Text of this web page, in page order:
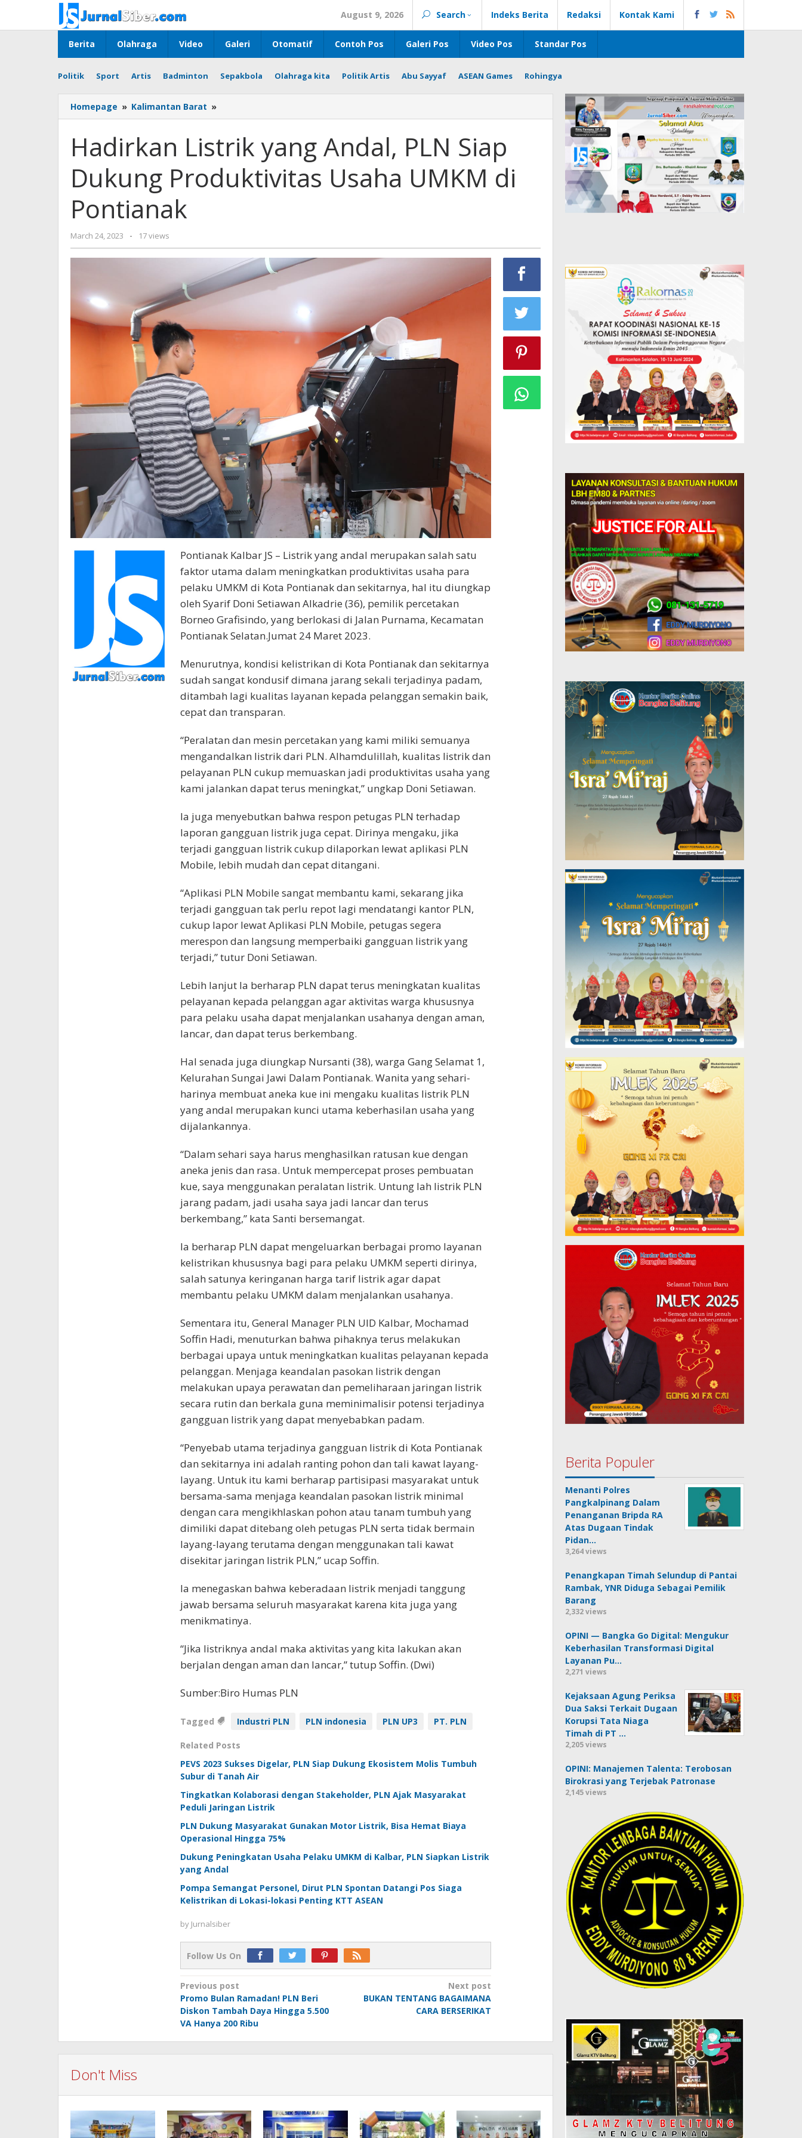
content
August 9, 2026 Search Indeks Berita Redaksi Kontak Kami
Berita Olahraga Video Galeri Otomatif Contoh Pos Galeri Pos Video Pos Standar Pos
Politik Sport Artis Badminton Sepakbola Olahraga kita Politik Artis Abu Sayyaf ASEAN Games Rohingya
Homepage » Kalimantan Barat »
Listrik
Andal,
PLN
Siap
Dukung
Hadirkan Listrik yang Andal, PLN Siap
Dukung Produktivitas Usaha UMKM di
Pontianak
March 24, 2023
by
Jurnalsiber
- 17 views
Pontianak Kalbar JS – Listrik yang andal merupakan salah satu
faktor utama dalam meningkatkan produktivitas usaha para
pelaku UMKM di Kota Pontianak dan sekitarnya, hal itu diungkap
oleh Syarif Doni Setiawan Alkadrie (36), pemilik percetakan
Borneo Grafisindo, yang berlokasi di Jalan Purnama, Kecamatan
Pontianak Selatan.Jumat 24 Maret 2023.
Menurutnya, kondisi kelistrikan di Kota Pontianak dan sekitarnya
sudah sangat kondusif dimana jarang sekali terjadinya padam,
ditambah lagi kualitas layanan kepada pelanggan semakin baik,
cepat dan transparan.
“Peralatan dan mesin percetakan yang kami miliki semuanya
mengandalkan listrik dari PLN. Alhamdulillah, kualitas listrik dan
pelayanan PLN cukup memuaskan jadi produktivitas usaha yang
kami jalankan dapat terus meningkat,” ungkap Doni Setiawan.
Ia juga menyebutkan bahwa respon petugas PLN terhadap
laporan gangguan listrik juga cepat. Dirinya mengaku, jika
terjadi gangguan listrik cukup dilaporkan lewat aplikasi PLN
Mobile, lebih mudah dan cepat ditangani.
“Aplikasi PLN Mobile sangat membantu kami, sekarang jika
terjadi gangguan tak perlu repot lagi mendatangi kantor PLN,
cukup lapor lewat Aplikasi PLN Mobile, petugas segera
merespon dan langsung memperbaiki gangguan listrik yang
terjadi,” tutur Doni Setiawan.
Lebih lanjut Ia berharap PLN dapat terus meningkatan kualitas
pelayanan kepada pelanggan agar aktivitas warga khususnya
para pelaku usaha dapat menjalankan usahanya dengan aman,
lancar, dan dapat terus berkembang.
Hal senada juga diungkap Nursanti (38), warga Gang Selamat 1,
Kelurahan Sungai Jawi Dalam Pontianak. Wanita yang sehari-
harinya membuat aneka kue ini mengaku kualitas listrik PLN
yang andal merupakan kunci utama keberhasilan usaha yang
dijalankannya.
“Dalam sehari saya harus menghasilkan ratusan kue dengan
aneka jenis dan rasa. Untuk mempercepat proses pembuatan
kue, saya menggunakan peralatan listrik. Untung lah listrik PLN
jarang padam, jadi usaha saya jadi lancar dan terus
berkembang,” kata Santi bersemangat.
Ia berharap PLN dapat mengeluarkan berbagai promo layanan
kelistrikan khususnya bagi para pelaku UMKM seperti dirinya,
salah satunya keringanan harga tarif listrik agar dapat
membantu pelaku UMKM dalam menjalankan usahanya.
Sementara itu, General Manager PLN UID Kalbar, Mochamad
Soffin Hadi, menuturkan bahwa pihaknya terus melakukan
berbagai upaya untuk meningkatkan kualitas pelayanan kepada
pelanggan. Menjaga keandalan pasokan listrik dengan
melakukan upaya perawatan dan pemeliharaan jaringan listrik
secara rutin dan berkala guna meminimalisir potensi terjadinya
gangguan listrik yang dapat menyebabkan padam.
“Penyebab utama terjadinya gangguan listrik di Kota Pontianak
dan sekitarnya ini adalah ranting pohon dan tali kawat layang-
layang. Untuk itu kami berharap partisipasi masyarakat untuk
bersama-sama menjaga keandalan pasokan listrik minimal
dengan cara mengikhlaskan pohon atau tanam tumbuh yang
dimiliki dapat ditebang oleh petugas PLN serta tidak bermain
layang-layang terutama dengan menggunakan tali kawat
disekitar jaringan listrik PLN,” ucap Soffin.
Ia menegaskan bahwa keberadaan listrik menjadi tanggung
jawab bersama seluruh masyarakat karena kita juga yang
menikmatinya.
“Jika listriknya andal maka aktivitas yang kita lakukan akan
berjalan dengan aman dan lancar,” tutup Soffin. (Dwi)
Sumber:Biro Humas PLN
Tagged Industri PLN PLN indonesia PLN UP3 PT. PLN
Related Posts
PEVS 2023 Sukses Digelar, PLN Siap Dukung Ekosistem Molis Tumbuh
Subur di Tanah Air
Tingkatkan Kolaborasi dengan Stakeholder, PLN Ajak Masyarakat
Peduli Jaringan Listrik
PLN Dukung Masyarakat Gunakan Motor Listrik, Bisa Hemat Biaya
Operasional Hingga 75%
Dukung Peningkatan Usaha Pelaku UMKM di Kalbar, PLN Siapkan Listrik
yang Andal
Pompa Semangat Personel, Dirut PLN Spontan Datangi Pos Siaga
Kelistrikan di Lokasi-lokasi Penting KTT ASEAN
by Jurnalsiber
Follow Us On
Post
navigation
Previous post
Promo Bulan Ramadan! PLN Beri
Diskon Tambah Daya Hingga 5.500
VA Hanya 200 Ribu
Next post
BUKAN TENTANG BAGAIMANA
CARA BERSERIKAT
Don't Miss
Berita Populer
Menanti Polres
Pangkalpinang Dalam
Penanganan Bripda RA
Atas Dugaan Tindak
Pidan…
3,264 views
Penangkapan Timah Selundup di Pantai
Rambak, YNR Diduga Sebagai Pemilik
Barang
2,332 views
OPINI — Bangka Go Digital: Mengukur
Keberhasilan Transformasi Digital
Layanan Pu…
2,271 views
Kejaksaan Agung Periksa
Dua Saksi Terkait Dugaan
Korupsi Tata Niaga
Timah di PT …
2,205 views
OPINI: Manajemen Talenta: Terobosan
Birokrasi yang Terjebak Patronase
2,145 views